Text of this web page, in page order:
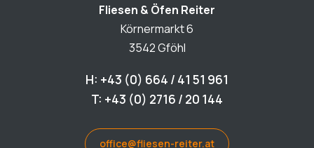
Fliesen & Öfen Reiter
Körnermarkt 6
3542 Gföhl
H: +43 (0) 664 / 41 51 961
T: +43 (0) 2716 / 20 144
office@fliesen-reiter.at